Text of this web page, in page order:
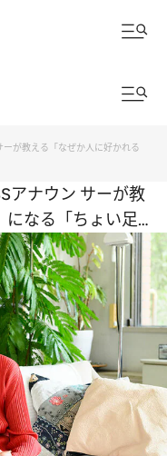
ーが教える「なぜか人に好かれる
アナウン サーが教
になる「ちょい足